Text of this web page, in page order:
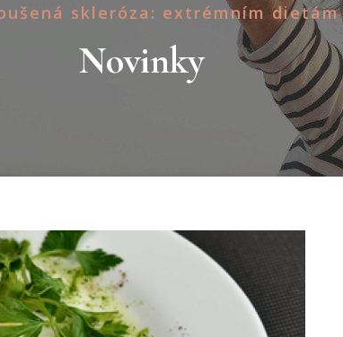
skleróza: extrémním
Novinky